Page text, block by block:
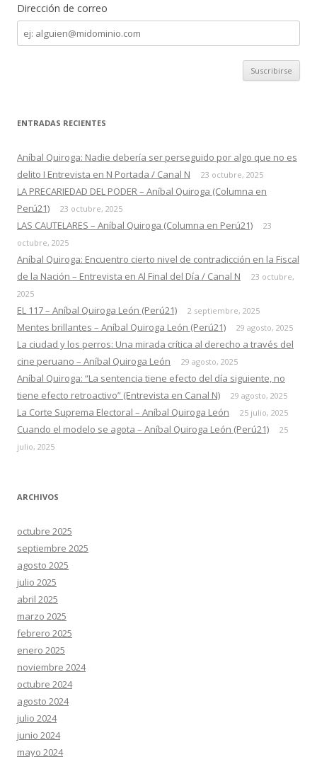
Dirección de correo
Dirección
de
correo
ENTRADAS RECIENTES
Aníbal Quiroga: Nadie debería ser perseguido por algo que no es
delito I Entrevista en N Portada / Canal N
23 octubre, 2025
LA PRECARIEDAD DEL PODER – Aníbal Quiroga (Columna en
Perú21)
23 octubre, 2025
LAS CAUTELARES – Aníbal Quiroga (Columna en Perú21)
23
octubre, 2025
Aníbal Quiroga: Encuentro cierto nivel de contradicción en la Fiscal
de la Nación – Entrevista en Al Final del Día / Canal N
23 octubre,
2025
EL 117 – Aníbal Quiroga León (Perú21) 2 septiembre, 2025
Mentes brillantes – Aníbal Quiroga León (Perú21) 29 agosto, 2025
La ciudad y los perros: Una mirada crítica al derecho a través del
cine peruano – Aníbal Quiroga León
29 agosto, 2025
Aníbal Quiroga: “La sentencia tiene efecto del día siguiente, no
tiene efecto retroactivo” (Entrevista en Canal N)
29 agosto, 2025
La Corte Suprema Electoral – Aníbal Quiroga León 25 julio, 2025
Cuando el modelo se agota – Aníbal Quiroga León (Perú21)
25
julio, 2025
ARCHIVOS
octubre 2025
septiembre 2025
agosto 2025
julio 2025
abril 2025
marzo 2025
febrero 2025
enero 2025
noviembre 2024
octubre 2024
agosto 2024
julio 2024
junio 2024
mayo 2024